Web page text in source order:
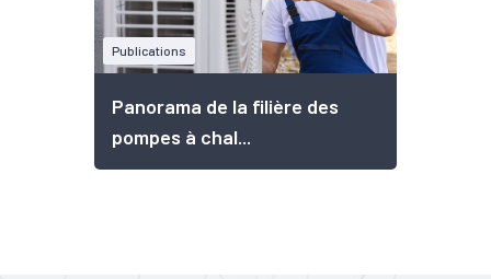
Publications
Panorama de la filière des
pompes à chal...